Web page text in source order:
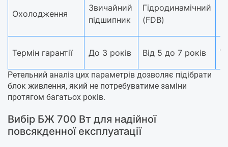
Охолодження
Звичайний
підшипник
Гідродинамічний
(FDB)
Термін гарантії До 3 років Від 5 до 7 років
Ретельний аналіз цих параметрів дозволяє підібрати
блок живлення, який не потребуватиме заміни
протягом багатьох років.
Вибір БЖ 700 Вт для надійної
повсякденної експлуатації